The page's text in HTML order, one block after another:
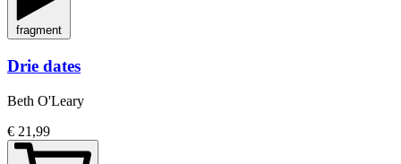
fragment
Drie dates
Beth O'Leary
€ 21,99